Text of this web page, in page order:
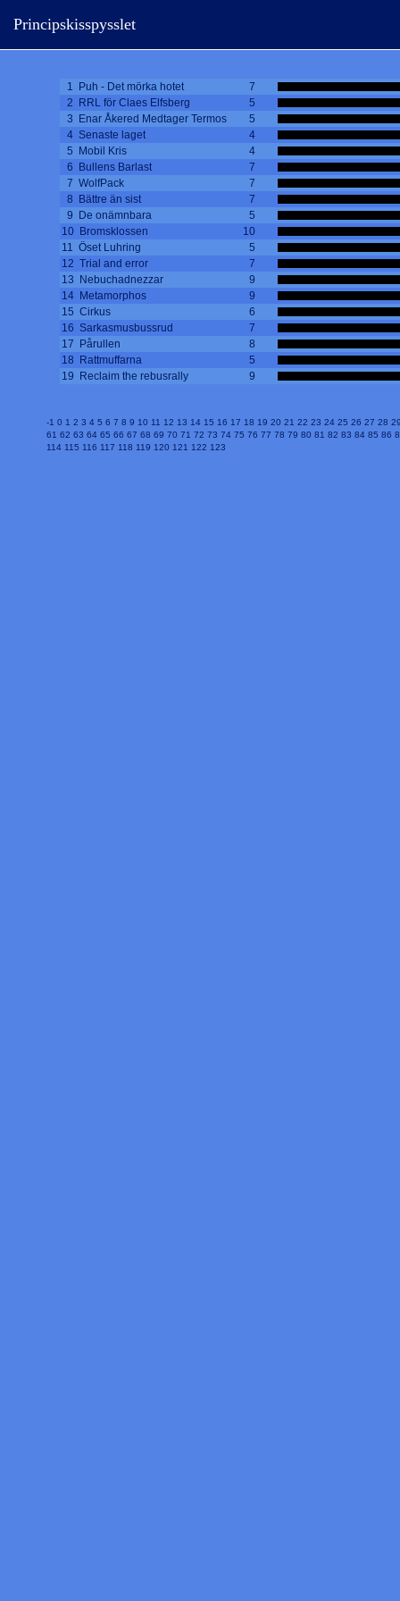
Principskisspysslet
1 Puh - Det mörka hotet
7
2 RRL för Claes Elfsberg
5
3 Enar Åkered Medtager Termos
5
4 Senaste laget
4
5 Mobil Kris
4
6 Bullens Barlast
7
7 WolfPack
7
8 Bättre än sist
7
9 De onämnbara
5
10 Bromsklossen
10
11 Öset Luhring
5
12 Trial and error
7
13 Nebuchadnezzar
9
14 Metamorphos
9
15 Cirkus
6
16 Sarkasmusbussrud
7
17 Pårullen
8
18 Rattmuffarna
5
19 Reclaim the rebusrally
9
-1 0 1 2 3 4 5 6 7 8 9 10 11 12 13 14 15 16 17 18 19 20 21 22 23 24 25 26 27 28
61 62 63 64 65 66 67 68 69 70 71 72 73 74 75 76 77 78 79 80 81 82 83 84 85 86
114 115 116 117 118 119 120 121 122 123